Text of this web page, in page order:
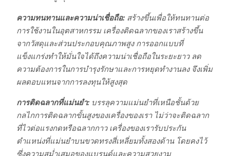
ความทนทานและความน่าเชื่อถือ:สร้างขึ้นเพื่อให้ทนทานต่อ
การใช้งานในอุตสาหกรรม เครื่องติดฉลากของเราสร้างขึ้น
จากวัสดุและส่วนประกอบคุณภาพสูง การออกแบบที่
แข็งแกร่งทำให้มั่นใจได้ถึงความน่าเชื่อถือในระยะยาว ลด
ความต้องการในการบำรุงรักษาและการหยุดทำงานลง จึงเพิ่ม
ผลตอบแทนจากการลงทุนให้สูงสุด
การติดฉลากที่แม่นยำ:บรรลุความแม่นยำที่เหนือชั้นด้วย
กลไกการติดฉลากขั้นสูงของเครื่องของเรา ไม่ว่าจะติดฉลาก
ที่ไวต่อแรงกดหรือฉลากกาว เครื่องของเรารับประกัน
ตำแหน่งที่แม่นยำบนขวดทรงสี่เหลี่ยมทั้งสองด้าน โดยคงไว้
ซึ่งความสม่ำเสมอของแบรนด์และความสวยงาม